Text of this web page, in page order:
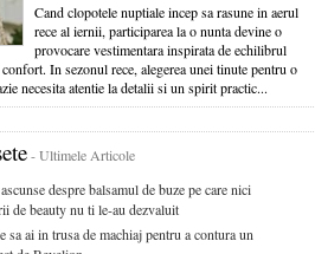
Cand clopotele nuptiale incep sa rasune in aerul
rece al iernii, participarea la o nunta devine o
provocare vestimentara inspirata de echilibrul
In sezonul rece, alegerea unei tinute pentru o
necesita atentie la detalii si un spirit practic...
- Ultimele Articole
despre balsamul de buze pe care nici
de beauty nu ti le-au dezvaluit
sa ai in trusa de machiaj pentru a contura un